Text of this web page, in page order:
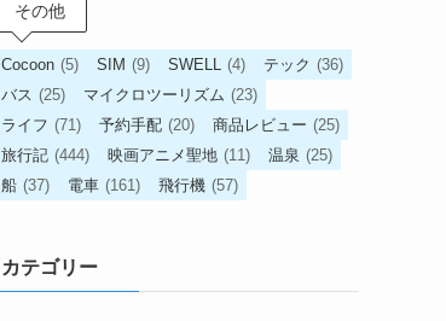
その他
Cocoon (5) SIM (9) SWELL (4) テック (36)
バス (25) マイクロツーリズム (23)
ライフ (71) 予約手配 (20) 商品レビュー (25)
旅行記 (444) 映画アニメ聖地 (11) 温泉 (25)
船 (37) 電車 (161) 飛行機 (57)
カテゴリー